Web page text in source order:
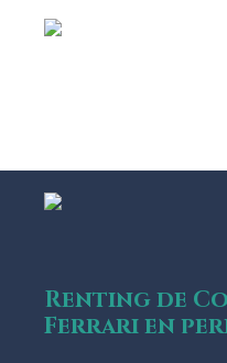
Renting de
Ferrari en